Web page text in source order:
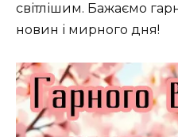
світлішим. Бажаємо
новин і мирного дня!